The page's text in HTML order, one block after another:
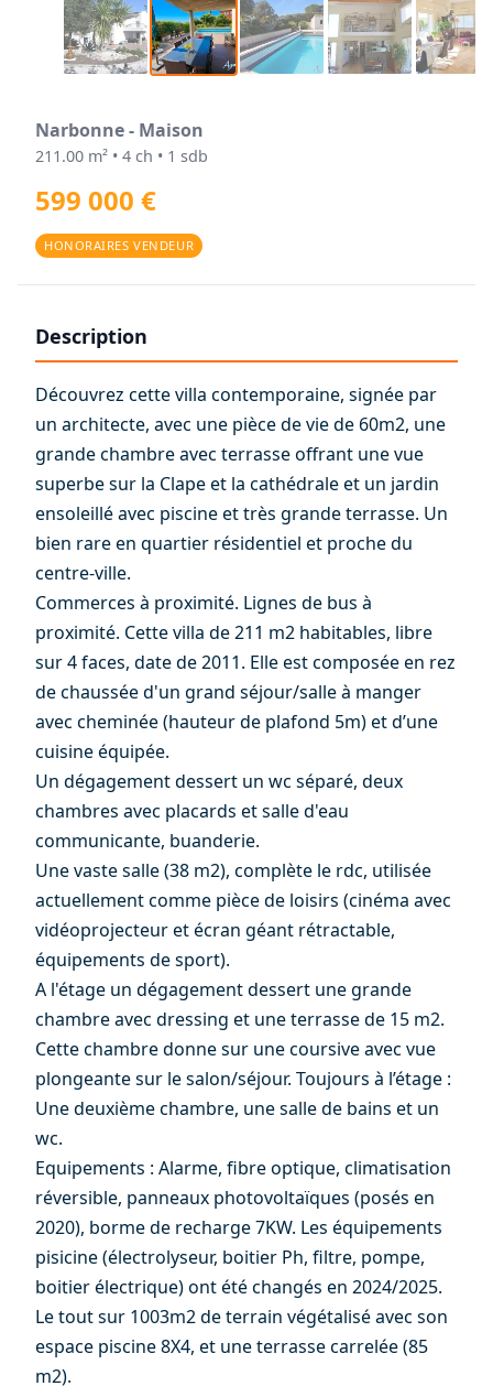
Narbonne - Maison
211.00 m² • 4 ch • 1 sdb
599 000 €
HONORAIRES VENDEUR
Description
Découvrez cette villa contemporaine, signée par
un architecte, avec une pièce de vie de 60m2, une
grande chambre avec terrasse offrant une vue
superbe sur la Clape et la cathédrale et un jardin
ensoleillé avec piscine et très grande terrasse. Un
bien rare en quartier résidentiel et proche du
centre-ville.
Commerces à proximité. Lignes de bus à
proximité. Cette villa de 211 m2 habitables, libre
sur 4 faces, date de 2011. Elle est composée en rez
de chaussée d'un grand séjour/salle à manger
avec cheminée (hauteur de plafond 5m) et d’une
cuisine équipée.
Un dégagement dessert un wc séparé, deux
chambres avec placards et salle d'eau
communicante, buanderie.
Une vaste salle (38 m2), complète le rdc, utilisée
actuellement comme pièce de loisirs (cinéma avec
vidéoprojecteur et écran géant rétractable,
équipements de sport).
A l'étage un dégagement dessert une grande
chambre avec dressing et une terrasse de 15 m2.
Cette chambre donne sur une coursive avec vue
plongeante sur le salon/séjour. Toujours à l’étage :
Une deuxième chambre, une salle de bains et un
wc.
Equipements : Alarme, fibre optique, climatisation
réversible, panneaux photovoltaïques (posés en
2020), borme de recharge 7KW. Les équipements
pisicine (électrolyseur, boitier Ph, filtre, pompe,
boitier électrique) ont été changés en 2024/2025.
Le tout sur 1003m2 de terrain végétalisé avec son
espace piscine 8X4, et une terrasse carrelée (85
m2).